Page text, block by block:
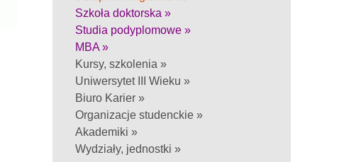
Szkoła doktorska »
Studia podyplomowe »
MBA »
Kursy, szkolenia »
Uniwersytet III Wieku »
Biuro Karier »
Organizacje studenckie »
Akademiki »
Wydziały, jednostki »